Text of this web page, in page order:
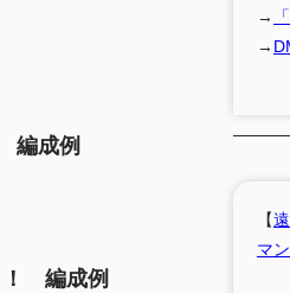
編成例
！ 編成例
→
→
【
マ